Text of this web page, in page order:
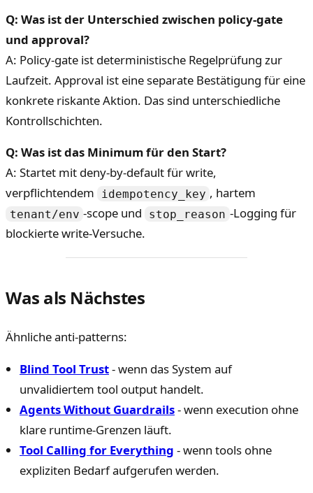
Q: Was ist der Unterschied zwischen policy-gate
und approval?
A: Policy-gate ist deterministische Regelprüfung zur
Laufzeit. Approval ist eine separate Bestätigung für eine
konkrete riskante Aktion. Das sind unterschiedliche
Kontrollschichten.
Q: Was ist das Minimum für den Start?
A: Startet mit deny-by-default für write,
verpflichtendem
idempotency_key , hartem
tenant/env -scope und stop_reason -Logging für
blockierte write-Versuche.
Was als Nächstes
Ähnliche anti-patterns:
Blind Tool Trust- wenn das System auf
unvalidiertem tool output handelt.
Agents Without Guardrails- wenn execution ohne
klare runtime-Grenzen läuft.
Tool Calling for Everything - wenn tools ohne
expliziten Bedarf aufgerufen werden.